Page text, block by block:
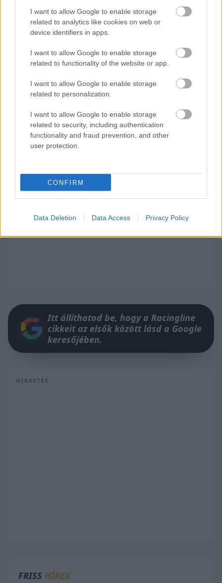
I want to allow Google to enable storage
related to analytics like cookies on web or
device identifiers in apps.
I want to allow Google to enable storage
related to functionality of the website or app.
I want to allow Google to enable storage
related to personalization.
I want to allow Google to enable storage
related to security, including authentication
functionality and fraud prevention, and other
user protection.
CONFIRM
Data Deletion Data Access Privacy Policy
Itt állíthatod be, hogy a Racingline
cikkeit az elsők között lásd a Google
keresőjében.
HIRDETÉS
FRISS HÍREK